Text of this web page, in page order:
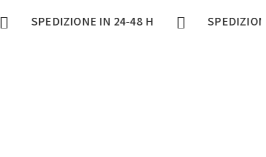
IN 24-48 H SPEDIZIONE IN 24-